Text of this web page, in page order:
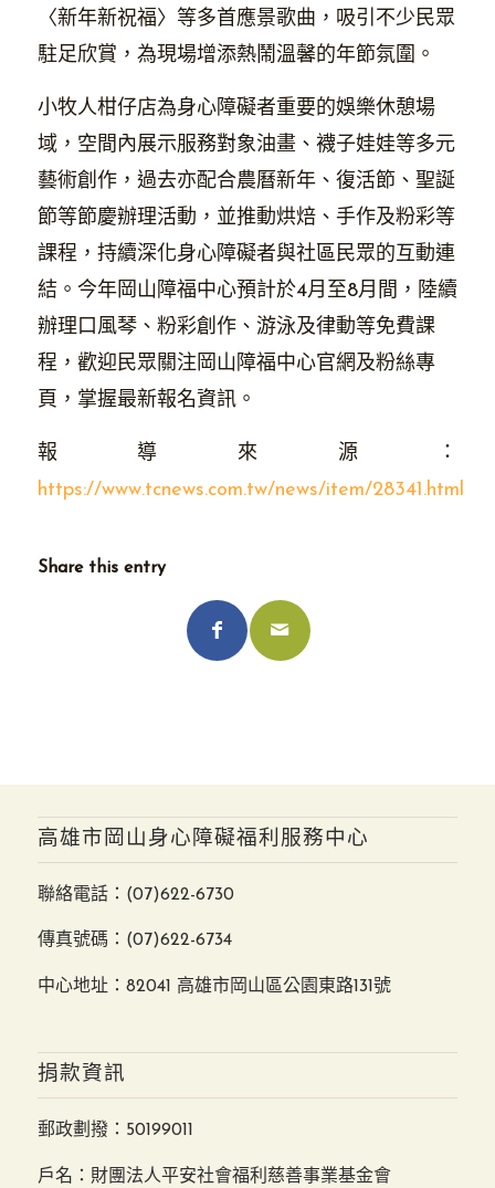
〈新年新祝福〉等多首應景歌曲，吸引不少民眾
駐足欣賞，為現場增添熱鬧溫馨的年節氛圍。
小牧人柑仔店為身心障礙者重要的娛樂休憩場
域，空間內展示服務對象油畫、襪子娃娃等多元
藝術創作，過去亦配合農曆新年、復活節、聖誕
節等節慶辦理活動，並推動烘焙、手作及粉彩等
課程，持續深化身心障礙者與社區民眾的互動連
結。今年岡山障福中心預計於4月至8月間，陸續
辦理口風琴、粉彩創作、游泳及律動等免費課
程，歡迎民眾關注岡山障福中心官網及粉絲專
頁，掌握最新報名資訊。
報導來源：
https://www.tcnews.com.tw/news/item/28341.html
Share this entry
高雄市岡山身心障礙福利服務中心
聯絡電話： (07)622-6730
傳真號碼：(07)622-6734
中心地址：82041 高雄市岡山區公園東路131號
捐款資訊
郵政劃撥：50199011
戶名：財團法人平安社會福利慈善事業基金會